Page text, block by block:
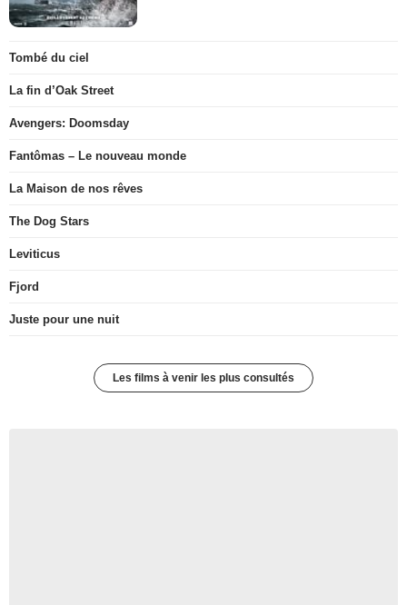
Tombé du ciel
La fin d’Oak Street
Avengers: Doomsday
Fantômas – Le nouveau monde
La Maison de nos rêves
The Dog Stars
Leviticus
Fjord
Juste pour une nuit
Les films à venir les plus consultés